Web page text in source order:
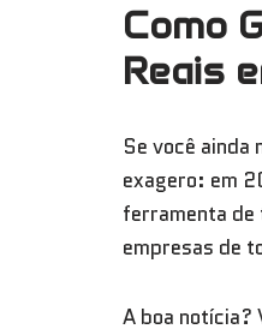
Como
Reais
Se você ainda
exagero: em
ferramenta de
empresas de
A boa notícia?